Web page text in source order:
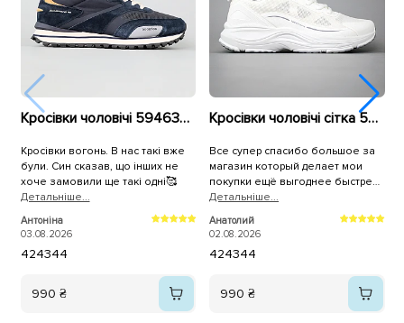
Кросівки чоловічі 594637 Сині
Кросівки вогонь. В нас такі вже
були. Син сказав, що інших не
хоче замовили ще такі одні🥰
Детальнiше...
Антоніна
03.08.2026
424344
990 ₴
Кросівки чоловічі сітка 594396 Білі
Все супер спасибо большое за
магазин который делает мои
покупки ещё выгоднее быстрее
и качественнее,спасибо
большое всему коллективу
магазина Sezon.ua за самоё
продукции и быструю доставку на
Детальнiше...
Анатолий
02.08.2026
424344
990 ₴